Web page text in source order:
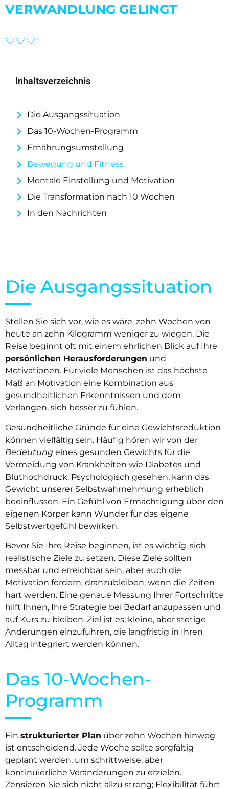
VERWANDLUNG GELINGT
Inhaltsverzeichnis
Die Ausgangssituation
Das 10-Wochen-Programm
Ernährungsumstellung
Bewegung und Fitness
Mentale Einstellung und Motivation
Die Transformation nach 10 Wochen
In den Nachrichten
Die Ausgangssituation
Stellen Sie sich vor, wie es wäre, zehn Wochen von
heute an zehn Kilogramm weniger zu wiegen. Die
Reise beginnt oft mit einem ehrlichen Blick auf Ihre
persönlichen Herausforderungen und
Motivationen. Für viele Menschen ist das höchste
Maß an Motivation eine Kombination aus
gesundheitlichen Erkenntnissen und dem
Verlangen, sich besser zu fühlen.
Gesundheitliche Gründe für eine Gewichtsreduktion
können vielfältig sein. Häufig hören wir von der
Bedeutung eines gesunden Gewichts für die
Vermeidung von Krankheiten wie Diabetes und
Bluthochdruck. Psychologisch gesehen, kann das
Gewicht unserer Selbstwahrnehmung erheblich
beeinflussen. Ein Gefühl von Ermächtigung über den
eigenen Körper kann Wunder für das eigene
Selbstwertgefühl bewirken.
Bevor Sie Ihre Reise beginnen, ist es wichtig, sich
realistische Ziele zu setzen. Diese Ziele sollten
messbar und erreichbar sein, aber auch die
Motivation fördern, dranzubleiben, wenn die Zeiten
hart werden. Eine genaue Messung Ihrer Fortschritte
hilft Ihnen, Ihre Strategie bei Bedarf anzupassen und
auf Kurs zu bleiben. Ziel ist es, kleine, aber stetige
Änderungen einzuführen, die langfristig in Ihren
Alltag integriert werden können.
Das 10-Wochen-
Programm
Ein strukturierter Plan über zehn Wochen hinweg
ist entscheidend. Jede Woche sollte sorgfältig
geplant werden, um schrittweise, aber
kontinuierliche Veränderungen zu erzielen.
Zensieren Sie sich nicht allzu streng; Flexibilität führt